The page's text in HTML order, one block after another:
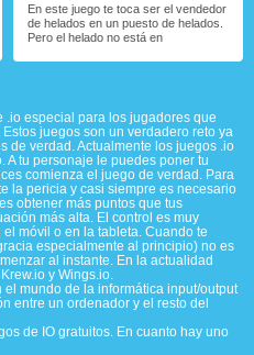
En este juego te toca ser el vendedor
de helados en un puesto de helados.
Pero el helado no está en
especial para los jugadores que
juegos son un verdadero reto ya
de verdad. Actualmente los juegos .io
A tu personaje le puedes poner tu
comienza el juego de verdad. Para
la pericia y casi siempre es necesario
obtener más puntos que tus
más alta. El control es muy
móvil o en la tableta. Cuando te
especialmente al principio) no es
al instante. En la actualidad
y Wings.io.
el mundo de la informática input/output
entre un ordenador y el resto del
de IO gratuitos. En cuanto hay uno